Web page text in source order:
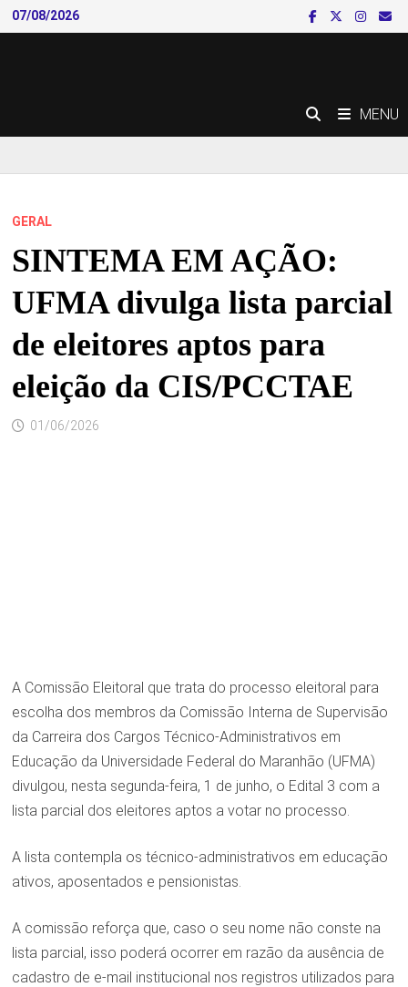
Skip
to
07/08/2026
MENU
GERAL
SINTEMA EM AÇÃO:
UFMA divulga lista parcial
de eleitores aptos para
eleição da CIS/PCCTAE
01/06/2026
A Comissão Eleitoral que trata do processo eleitoral para
escolha dos membros da Comissão Interna de Supervisão
da Carreira dos Cargos Técnico-Administrativos em
Educação da Universidade Federal do Maranhão (UFMA)
divulgou, nesta segunda-feira, 1 de junho, o Edital 3 com a
lista parcial dos eleitores aptos a votar no processo.
A lista contempla os técnico-administrativos em educação
ativos, aposentados e pensionistas.
A comissão reforça que, caso o seu nome não conste na
lista parcial, isso poderá ocorrer em razão da ausência de
cadastro de e-mail institucional nos registros utilizados para